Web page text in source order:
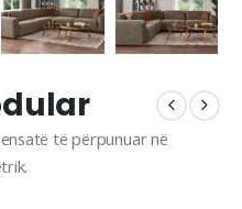
të përpunuar në